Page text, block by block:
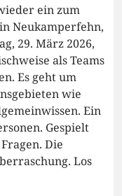
ein zum
Neukamperfehn,
29. März 2026,
als Teams
Es geht um
wie
Ein
Gespielt
Die
Los